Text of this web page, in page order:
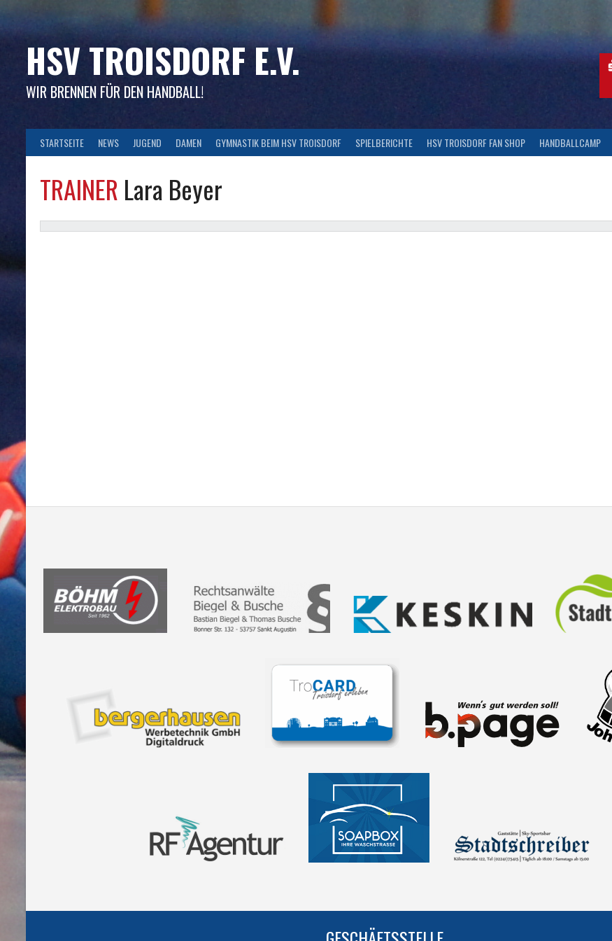
HSV TROISDORF E.V.
WIR BRENNEN FÜR DEN HANDBALL!
STARTSEITE NEWS JUGEND DAMEN GYMNASTIK BEIM HSV TROISDORF SPIELBERICHTE HSV TROISDORF FAN SHOP HANDBALLCAMP
TRAINER Lara Beyer